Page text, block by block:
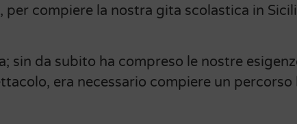
per compiere la nostra gita scolastica in
sin da subito ha compreso le nostre
era necessario compiere un percorso